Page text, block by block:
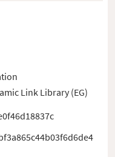
Link Library (EG)